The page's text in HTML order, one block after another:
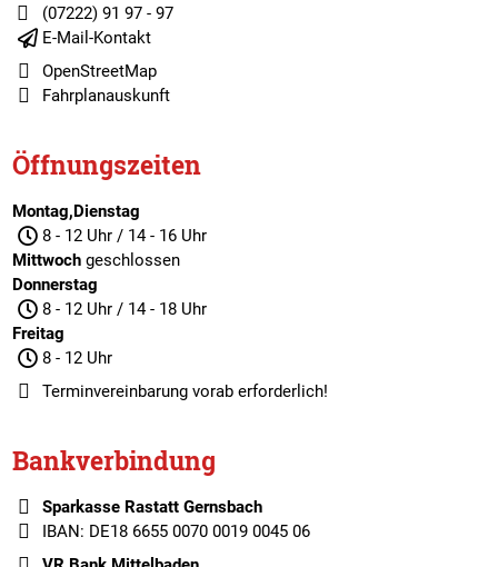
(07222) 91 97 - 97
E-Mail-Kontakt
OpenStreetMap
Fahrplanauskunft
Öffnungszeiten
Montag,Dienstag
8 - 12 Uhr / 14 - 16 Uhr
Mittwochgeschlossen
Donnerstag
8 - 12 Uhr / 14 - 18 Uhr
Freitag
8 - 12 Uhr
Terminvereinbarungvorab erforderlich!
Bankverbindung
Sparkasse Rastatt Gernsbach
IBAN: DE18 6655 0070 0019 0045 06